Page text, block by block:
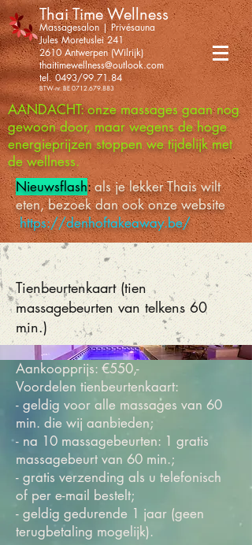
Thai Time Wellness
Massagesalon | Privésauna
Jules Moretuslei 241
2610 Antwerpen (Wilrijk)
thaitimewellness@outlook.com
tel. 0493/99.71.84
BTW-nr. BE 0712.679.883
AANDACHT: onze massages gaan nog
gewoon door, maar wegens de hoge
energieprijzen stoppen we tijdelijk met
de wellness.
Nieuwsflash:als je lekker Thais wilt
eten, bezoek dan ook onze website
https://denhoftakeaway.be/
Tienbeurtenkaart (tien
massagebeurten van telkens 60
min.)
Aankoopprijs: €550,-
Voordelen tienbeurtenkaart:
- geldig voor alle massages van 60
min. die wij aanbieden;
- na 10 massagebeurten: 1 gratis
massagebeurt van 60 min.;
- gratis verzending als u telefonisch
of per e-mail bestelt;
- geldig gedurende 1 jaar (geen
terugbetaling mogelijk).